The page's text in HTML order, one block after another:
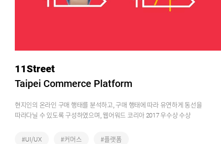
11Street
Taipei Commerce Platform
현지인의 온라인 구매 행태를 분석하고, 구매 행태에 따라 유연하게 동선을
따라다닐 수 있도록 구성하였으며, 웹어워드 코리아 2017 우수상 수상
#UI/UX #커머스 #플랫폼